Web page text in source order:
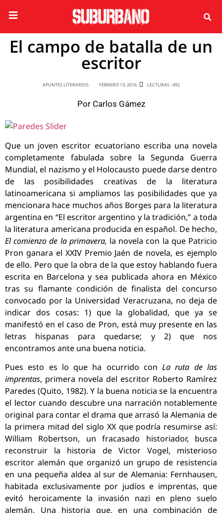
El campo de batalla de un
escritor
APUNTES LITERARIOS FEBRERO 13, 2016 LECTURAS : 492
Por Carlos Gámez
Que un joven escritor ecuatoriano escriba una novela
completamente fabulada sobre la Segunda Guerra
Mundial, el nazismo y el Holocausto puede darse dentro
de las posibilidades creativas de la literatura
latinoamericana si ampliamos las posibilidades que ya
mencionara hace muchos años Borges para la literatura
argentina en “El escritor argentino y la tradición,” a toda
la literatura americana producida en español. De hecho,
El comienzo de la primavera, la novela con la que Patricio
Pron ganara el XXIV Premio Jaén de novela, es ejemplo
de ello. Pero que la obra de la que estoy hablando fuera
escrita en Barcelona y sea publicada ahora en México
tras su flamante condición de finalista del concurso
convocado por la Universidad Veracruzana, no deja de
indicar dos cosas: 1) que la globalidad, que ya se
manifestó en el caso de Pron, está muy presente en las
letras hispanas para quedarse; y 2) que nos
encontramos ante una buena noticia.
Pues esto es lo que ha ocurrido conLa ruta de las
imprentas, primera novela del escritor Roberto Ramírez
Paredes (Quito, 1982). Y la buena noticia se la encuentra
el lector cuando descubre una narración notablemente
original para contar el drama que arrasó la Alemania de
la primera mitad del siglo XX que podría resumirse así:
William Robertson, un fracasado historiador, busca
reconstruir la historia de Victor Vogel, misterioso
escritor alemán que organizó un grupo de resistencia
en una pequeña aldea al sur de Alemania: Fernhausen,
habitada exclusivamente por judíos e imprentas, que
evitó heroicamente la invasión nazi en pleno suelo
alemán. Una historia que, en una combinación de